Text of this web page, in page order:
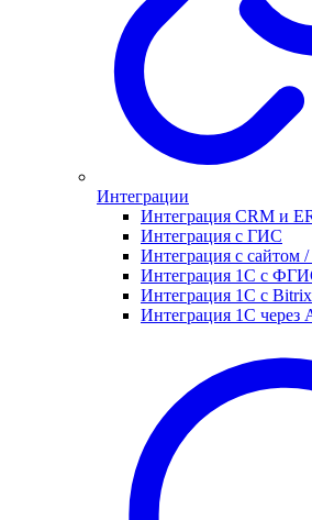
Интеграции
Интеграция CRM и
Интеграция с ГИС
Интеграция с сайтом
Интеграция 1С с
Интеграция 1С с
Интеграция 1С через